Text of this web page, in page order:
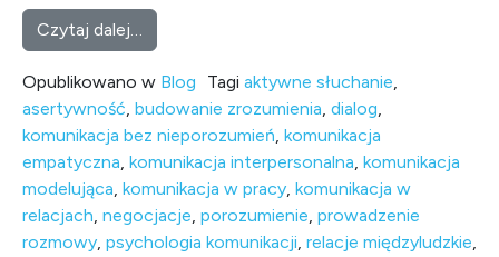
Czytaj dalej…
Opublikowano w Blog Tagi aktywne słuchanie,
asertywność, budowanie zrozumienia, dialog,
komunikacja bez nieporozumień, komunikacja
empatyczna, komunikacja interpersonalna, komunikacja
modelująca, komunikacja w pracy, komunikacja w
relacjach, negocjacje, porozumienie, prowadzenie
rozmowy, psychologia komunikacji, relacje międzyludzkie,